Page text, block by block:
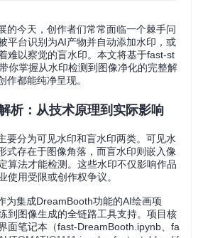
的今天，创作者们常常面临一个棘手问
平台识别为AI产物并自动添加水印，或
难以察觉的盲水印。本文将基于fast-st
你掌握从水印检测到图像净化的完整解
作都能纯净呈现。
析：从技术原理到实际影响
要分为可见水印和盲水印两类。可见水
式存在于图像角落，而盲水印则嵌入像
算法才能检测。这些水印不仅影响作品
使用受限或创作权争议。
为集成DreamBooth功能的AI绘画项
到图像生成的全链路工具支持。项目核
面笔记本（fast-DreamBooth.ipynb、fa